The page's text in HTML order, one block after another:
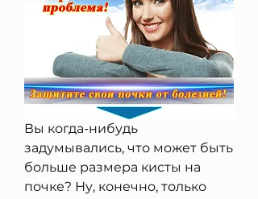
Вы когда-нибудь
задумывались, что может быть
больше размера кисты на
почке? Ну, конечно, только